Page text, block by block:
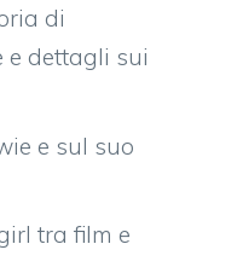
di
e dettagli sui
e sul suo
tra film e